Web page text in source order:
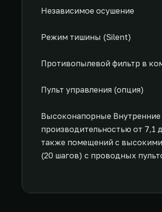
Независимое осушение
Режим тишины (Silent)
Противопылевой фильтр в
Пульт управления (опция)
Высоконапорные Внутренние
производительностью от 7,1
также помещений с
(20 шагов) с проводных